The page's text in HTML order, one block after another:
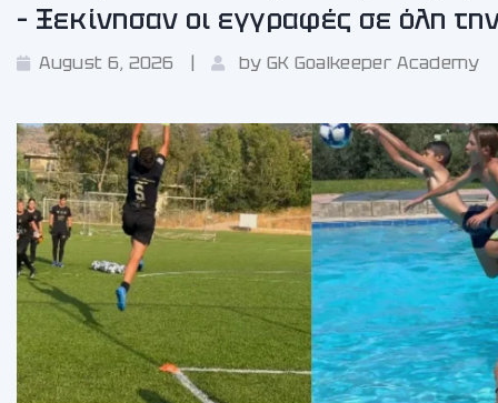
– Ξεκίνησαν οι εγγραφές σε όλη
August 6, 2026 by GK Goalkeeper Academy